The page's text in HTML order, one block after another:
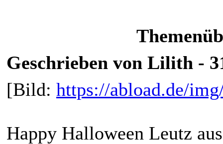
Geschrieben von Lilith -
[Bild: https://abload.de/
Happy Halloween Leutz